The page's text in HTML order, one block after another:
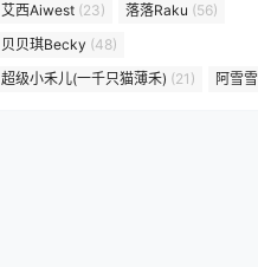
艾西Aiwest (23) 落落Raku (56)
贝贝琪Becky (48)
超级小禾儿(一千只猫薄禾) (21) 阿雪雪